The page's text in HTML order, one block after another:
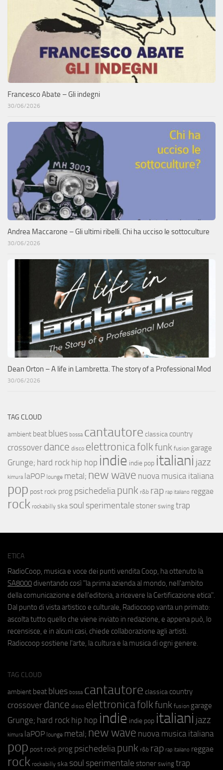
Francesco Abate – Gli indegni
30/06/2026
Andrea Maccarone – Gli ultimi ribelli. Chi ha ucciso le sottoculture
30/06/2026
Dean Orton – A life in Lambretta. The story of a Professional Mod
30/06/2026
TAG CLOUD
ambient beat blues bossa cantautore classica country
crossover dance disco elettronicafolkfunk fusion garage
Grunge; hard rock hip hop indie indie pop italiani jazz
kimura laPOP lounge metal; new wave nuova musica italiana
pop post rock prog psichedeliapunk r&b rap rap italiano reggae
rock rockabilly ska soul sperimentale stoner swing trap
ETICA
RadioCoop, musica e voce dei punti vendita Coop, ha ottenuto la
SA8000 diventando così "la prima azienda al mondo, nell'ambito
della comunicazione e dell'editoria, a ricevere la Certificazione etica".
Dal punto di vista artistico e culturale, Radiocoop vanta un primato:
ascolta tutto quello che viene inviato in redazione, e appena può, lo
recensisce, e in alcuni casi, chiede collaborazione agli artisti.
Radiocoop sostiene l'arte, la cultura e la musica di ogni genere.
TAG CLOUD
ambient beat blues bossa cantautore classica country
crossover dance disco elettronicafolkfunk fusion garage
Grunge; hard rock hip hop indie indie pop italiani jazz
kimura laPOP lounge metal; new wave nuova musica italiana
pop post rock prog psichedeliapunk r&b rap rap italiano reggae
rock rockabilly ska soul sperimentale stoner swing trap